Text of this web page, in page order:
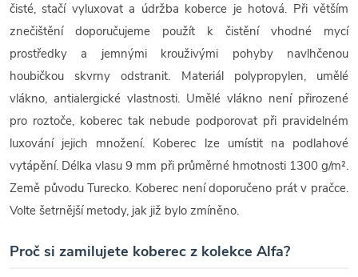
čisté, stačí vyluxovat a údržba koberce je hotová. Při větším
znečištění doporučujeme použít k čistění vhodné mycí
prostředky a jemnými krouživými pohyby navlhčenou
houbičkou skvrny odstranit. Materiál polypropylen, umělé
vlákno, antialergické vlastnosti. Umělé vlákno není přirozené
pro roztoče, koberec tak nebude podporovat při pravidelném
luxování jejich množení. Koberec lze umístit na podlahové
vytápění. Délka vlasu 9 mm při průměrné hmotnosti 1300 g/m².
Země původu Turecko. Koberec není doporučeno prát v pračce.
Volte šetrnější metody, jak již bylo zmíněno.
Proč si zamilujete koberec z kolekce Alfa?